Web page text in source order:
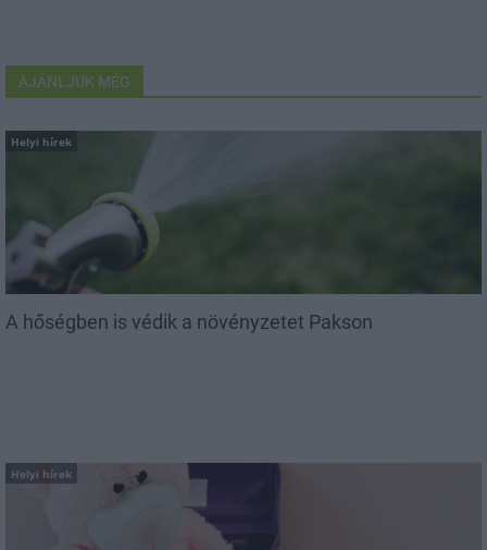
AJÁNLJUK MÉG
Helyi hírek
A hőségben is védik a növényzetet Pakson
Helyi hírek